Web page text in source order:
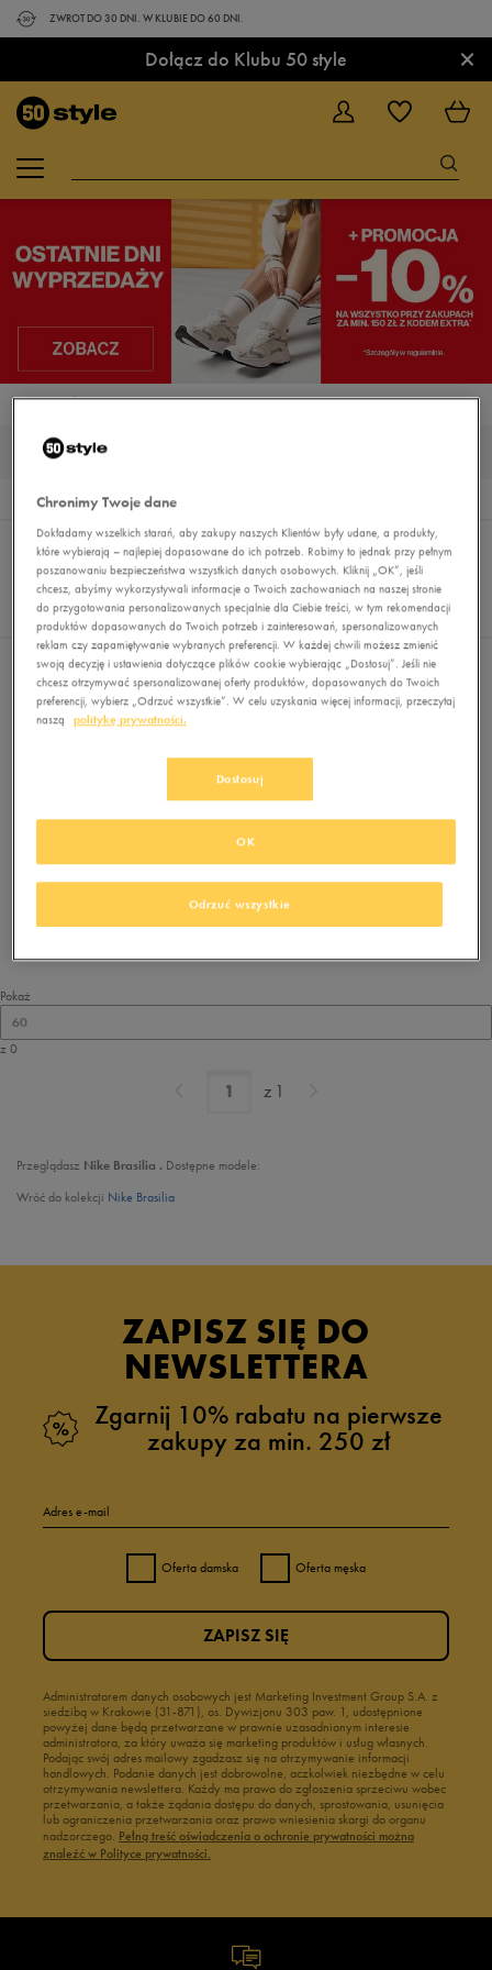
ZWROT DO 30 DNI. W KLUBIE DO 60 DNI.
Dołącz do Klubu 50 style ×
STRONA GŁÓWNA NIKE BRASILIA
0
Wyników
Sortuj:
REKOMENDOWANE
FILTRUJ
Pokaż
60
z 0
Nie wybrano filtrów
Brak produktów do wyświetlenia
Zmień kryteria wyszukiwania lub
usuń wybrane filtry
Pokaż
60
z 0
z 1
Przeglądasz Nike Brasilia . Dostępne modele:
Wróć do kolekcji Nike Brasilia
ZAPISZ SIĘ DO
NEWSLETTERA
Zgarnij 10% rabatu na pierwsze
zakupy za min. 250 zł
Adres e-mail
Oferta damska Oferta męska
Administratorem danych osobowych jest Marketing Investment Group S.A. z
siedzibą w Krakowie (31-871), os. Dywizjonu 303 paw. 1, udostępnione
powyżej dane będą przetwarzane w prawnie uzasadnionym interesie
administratora, za który uważa się marketing produktów i usług własnych.
Podając swój adres mailowy zgadzasz się na otrzymywanie informacji
handlowych. Podanie danych jest dobrowolne, aczkolwiek niezbędne w celu
otrzymywania newslettera. Każdy ma prawo do zgłoszenia sprzeciwu wobec
przetwarzania, a także żądania dostępu do danych, sprostowania, usunięcia
lub ograniczenia przetwarzania oraz prawo wniesienia skargi do organu
nadzorczego. Pełną treść oświadczenia o ochronie prywatności można
znaleźć w Polityce prywatności.
ZAPISZ SIĘ
Chronimy Twoje dane
Dokładamy wszelkich starań, aby zakupy naszych Klientów były udane, a produkty,
które wybierają – najlepiej dopasowane do ich potrzeb. Robimy to jednak przy pełnym
poszanowaniu bezpieczeństwa wszystkich danych osobowych. Kliknij „OK”, jeśli
chcesz, abyśmy wykorzystywali informacje o Twoich zachowaniach na naszej stronie
do przygotowania personalizowanych specjalnie dla Ciebie treści, w tym rekomendacji
produktów dopasowanych do Twoich potrzeb i zainteresowań, spersonalizowanych
reklam czy zapamiętywanie wybranych preferencji. W każdej chwili możesz zmienić
swoją decyzję i ustawienia dotyczące plików cookie wybierając „Dostosuj”. Jeśli nie
chcesz otrzymywać spersonalizowanej oferty produktów, dopasowanych do Twoich
preferencji, wybierz „Odrzuć wszystkie”. W celu uzyskania więcej informacji, przeczytaj
naszą
politykę prywatności.
Dostosuj
Odrzuć wszystkie
OK